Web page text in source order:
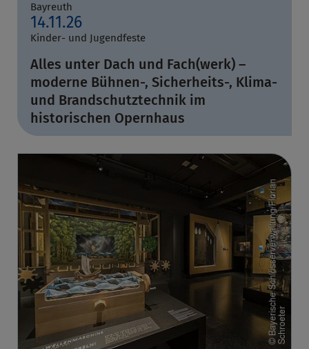
Bayreuth
14.11.26
Kinder- und Jugendfeste
Alles unter Dach und Fach(werk) –
moderne Bühnen-, Sicherheits-, Klima-
und Brandschutztechnik im
historischen Opernhaus